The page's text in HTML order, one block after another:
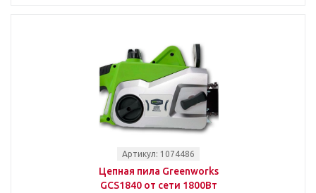
Артикул: 1074486
Цепная пила Greenworks
GCS1840 от сети 1800Вт